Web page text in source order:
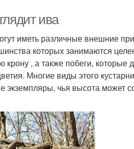
ива
иметь различные внешние
которых занимаются
, а также побеги, которые
Многие виды этого
чья высота может